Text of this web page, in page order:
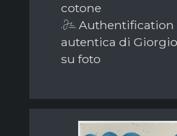
cotone
Authentification
autentica di
su foto